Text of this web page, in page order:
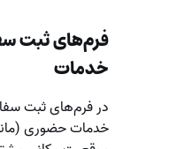
فرم‌های ثبت
خدمات
در فرم‌های ثبت
خدمات حضوری